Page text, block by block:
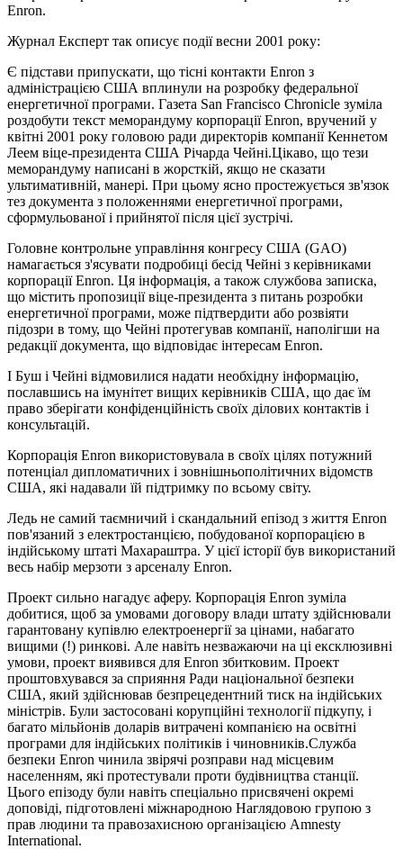
Enron.
Журнал Експерт так описує події весни 2001 року:
Є підстави припускати, що тісні контакти Enron з
адміністрацією США вплинули на розробку федеральної
енергетичної програми. Газета San Francisco Chronicle зуміла
роздобути текст меморандуму корпорації Enron, вручений у
квітні 2001 року головою ради директорів компанії Кеннетом
Леем віце-президента США Річарда Чейні.Цікаво, що тези
меморандуму написані в жорсткій, якщо не сказати
ультимативній, манері. При цьому ясно простежується зв'язок
тез документа з положеннями енергетичної програми,
сформульованої і прийнятої після цієї зустрічі.
Головне контрольне управління конгресу США (GAO)
намагається з'ясувати подробиці бесід Чейні з керівниками
корпорації Enron. Ця інформація, а також службова записка,
що містить пропозиції віце-президента з питань розробки
енергетичної програми, може підтвердити або розвіяти
підозри в тому, що Чейні протегував компанії, наполігши на
редакції документа, що відповідає інтересам Enron.
І Буш і Чейні відмовилися надати необхідну інформацію,
пославшись на імунітет вищих керівників США, що дає їм
право зберігати конфіденційність своїх ділових контактів і
консультацій.
Корпорація Enron використовувала в своїх цілях потужний
потенціал дипломатичних і зовнішньополітичних відомств
США, які надавали їй підтримку по всьому світу.
Ледь не самий таємничий і скандальний епізод з життя Enron
пов'язаний з електростанцією, побудованої корпорацією в
індійському штаті Махараштра. У цієї історії був використаний
весь набір мерзоти з арсеналу Enron.
Проект сильно нагадує аферу. Корпорація Enron зуміла
добитися, щоб за умовами договору влади штату здійснювали
гарантовану купівлю електроенергії за цінами, набагато
вищими (!) ринкові. Але навіть незважаючи на ці ексклюзивні
умови, проект виявився для Enron збитковим. Проект
проштовхувався за сприяння Ради національної безпеки
США, який здійснював безпрецедентний тиск на індійських
міністрів. Були застосовані корупційні технології підкупу, і
багато мільйонів доларів витрачені компанією на освітні
програми для індійських політиків і чиновників.Служба
безпеки Enron чинила звірячі розправи над місцевим
населенням, які протестували проти будівництва станції.
Цього епізоду були навіть спеціально присвячені окремі
доповіді, підготовлені міжнародною Наглядовою групою з
прав людини та правозахисною організацією Amnesty
International.